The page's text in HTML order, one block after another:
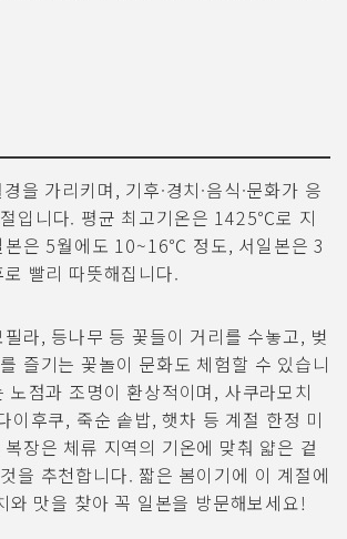
을 가리키며, 기후·경치·음식·문화가 응
입니다. 평균 최고기온은 1425℃로 지
본은 5월에도 10~16℃ 정도, 서일본은 3
빨리 따뜻해집니다.
라, 등나무 등 꽃들이 거리를 수놓고, 벚
즐기는 꽃놀이 문화도 체험할 수 있습니
노점과 조명이 환상적이며, 사쿠라모치
이후쿠, 죽순 솥밥, 햇차 등 계절 한정 미
장은 체류 지역의 기온에 맞춰 얇은 겉
을 추천합니다. 짧은 봄이기에 이 계절에
와 맛을 찾아 꼭 일본을 방문해보세요!